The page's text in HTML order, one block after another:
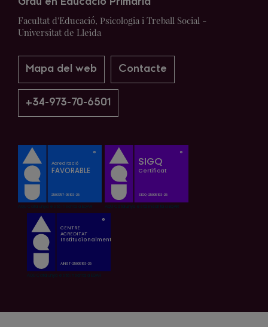
Grau en Educació Primària
Facultat d'Educació, Psicologia i Treball Social -
Universitat de Lleida
Mapa del web Contacte
+34-973-70-6501